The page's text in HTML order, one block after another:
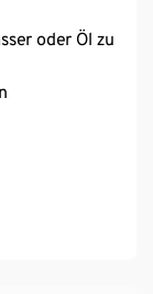
oder Öl zu